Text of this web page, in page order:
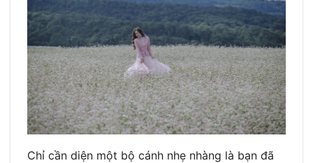
Chỉ cần diện một bộ cánh nhẹ nhàng là bạn đã